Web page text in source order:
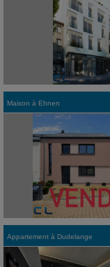
Maison à Ehnen
Appartement à Dudelange